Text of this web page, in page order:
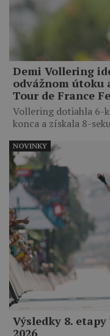
Demi Vollering
odvážnom útoku
Tour de France
Vollering dotiahla 6-
konca a získala 8-
Výsledky 8.
2026
NOVINKY